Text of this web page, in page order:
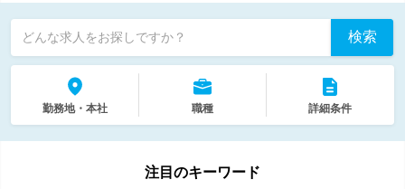
どんな求人をお探しですか？ 検索
勤務地・本社 職種 詳細条件
注目のキーワード